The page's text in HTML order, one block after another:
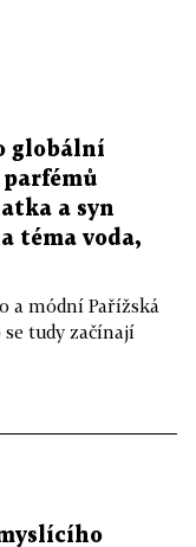
globální
a syn
téma voda,
a módní Pařížská
tudy začínají